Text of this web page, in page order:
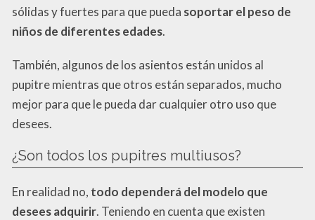
sólidas y fuertes para que pueda soportar el peso de
niños de diferentes edades.
También, algunos de los asientos están unidos al
pupitre mientras que otros están separados, mucho
mejor para que le pueda dar cualquier otro uso que
desees.
¿Son todos los pupitres multiusos?
En realidad no, todo dependerá del modelo que
desees adquirir. Teniendo en cuenta que existen